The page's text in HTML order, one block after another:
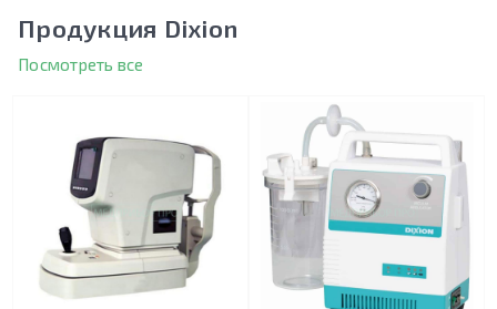
Продукция Dixion
Посмотреть все